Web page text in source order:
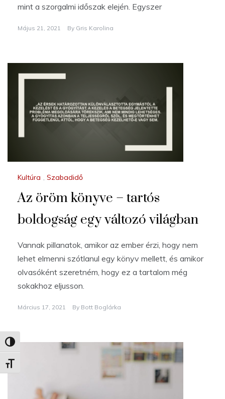
Nagy kontraszt váltása
Betűméret váltása
mint a szorgalmi időszak elején. Egyszer
Május 21, 2021 By Gris Karolina
Kultúra , Szabadidő
Az öröm könyve – tartós
boldogság egy változó világban
Vannak pillanatok, amikor az ember érzi, hogy nem
lehet elmenni szótlanul egy könyv mellett, és amikor
olvasóként szeretném, hogy ez a tartalom még
sokakhoz eljusson.
Március 17, 2021 By Bott Boglárka